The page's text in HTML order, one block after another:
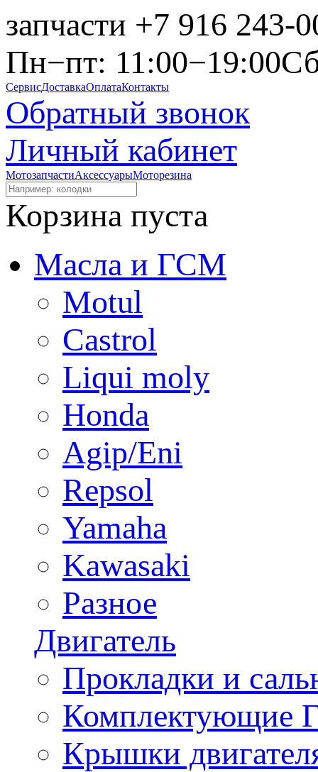
запчасти +7 916 243-
Пн−пт: 11:00−19:00
СервисДоставкаОплатаКонтакты
Обратный звонок
Личный кабинет
МотозапчастиАксессуарыМоторезина
Корзина пуста
Масла и ГСМ
Motul
Castrol
Liqui moly
Honda
Agip/Eni
Repsol
Yamaha
Kawasaki
Разное
Двигатель
Прокладки и
Комплектующие
Крышки